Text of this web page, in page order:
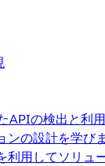
APIの検出と利
の設計を学びま
用してソリュ